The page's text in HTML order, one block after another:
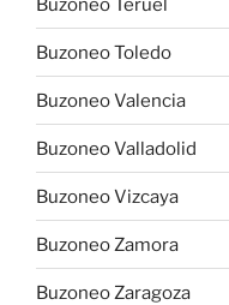
Buzoneo Teruel
Buzoneo Toledo
Buzoneo Valencia
Buzoneo Valladolid
Buzoneo Vizcaya
Buzoneo Zamora
Buzoneo Zaragoza